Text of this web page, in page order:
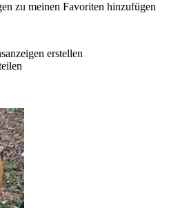
zu meinen Favoriten hinzufügen
erstellen